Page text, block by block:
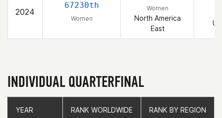
2024
67230th
Women
Women
North America
East
INDIVIDUAL QUARTERFINAL
YEAR RANK WORLDWIDE RANK BY REGION
YEAR RANK WORLDWIDE RANK BY REGION